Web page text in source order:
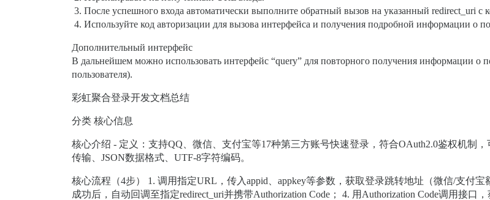
После успешного входа автоматически выполните обратный вызов на указанный redirect_uri с
Используйте код авторизации для вызова интерфейса и получения подробной информации о
Дополнительный интерфейс
В дальнейшем можно использовать интерфейс “query” для повторного получения информации о
пользователя).
彩虹聚合登录开发文档总结
分类 核心信息
核心介绍 - 定义：支持QQ、微信、支付宝等17种第三方账号快速登录，符合OAuth2.0鉴权机制
传输、JSON数据格式、UTF-8字符编码。
核心流程（4步） 1. 调用指定URL，传入appid、appkey等参数，获取登录跳转地址（微信/支付
成功后，自动回调至指定redirect_uri并携带Authorization Code； 4. 用Authorization Code调用接口